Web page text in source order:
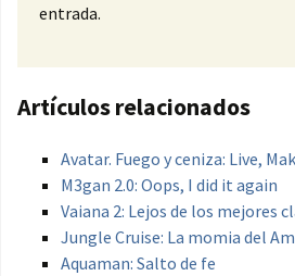
entrada.
Artículos relacionados
Avatar. Fuego y ceniza: Live,
M3gan 2.0: Oops, I did it again
Vaiana 2: Lejos de los mejores
Jungle Cruise: La momia del
Aquaman: Salto de fe